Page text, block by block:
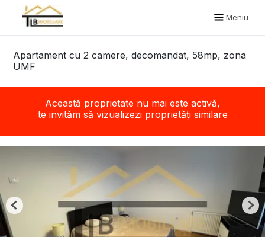
Meniu
Apartament cu 2 camere, decomandat, 58mp, zona
UMF
Această proprietate nu mai este activă,
te invităm să vizualizezi proprietăți similare
Previous